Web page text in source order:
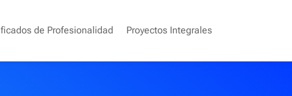
de Profesionalidad Proyectos Integrales